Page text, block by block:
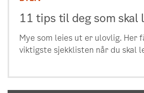
11 tips til deg som skal
Mye som leies ut er ulovlig. Her
viktigste sjekklisten når du skal